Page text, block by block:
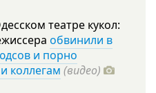
театре кукол:
обвинили в
и порно
коллегам (видео)